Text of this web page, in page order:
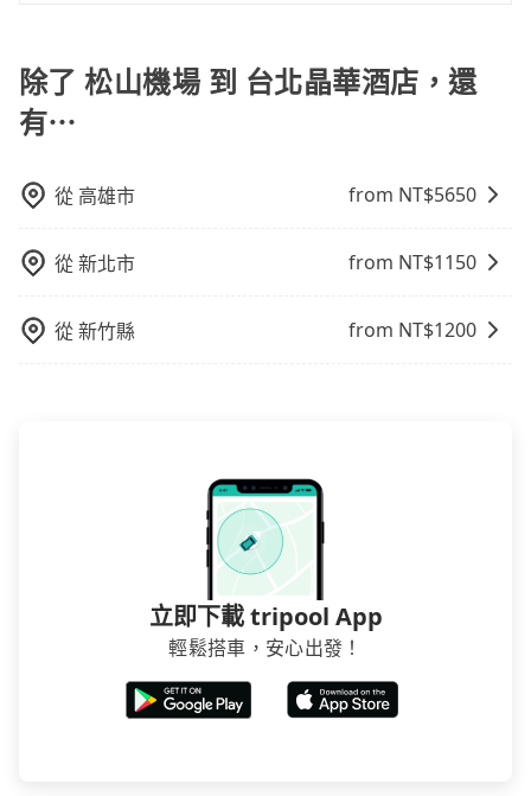
距離，在遇到下雨天或者載行李時，就顯得非常不便。
道價格，避免爭議。 4. 預約機場接送：可以提前預訂服
務，安排接送。價格會因路線而有所不同。 5. 高鐵：搭
乘高鐵是最快速的選擇，但並非每個縣市都有高鐵站，
出境需攜帶大量行李的旅客並不方便。價格也會因您出
式取決於您的預算、時間和行程安排。建議您提前了解
並根據自己的需要選擇最方便和經濟實惠的交通方式。
1小時到機場已經綽綽有餘了。對於國際航線入境旅客來
說，如持有自動通關護照，通常30~40分鐘即可領完行
李出關，而外籍旅客則可能需要60~90分鐘的時間，建
時。但如果是國內航線的旅客，預約班機落地後30分鐘
可彈性選擇2~12小時的服務，滿足家族出遊、朋友聚
會、婚喪喜慶等不同的需求。價格透明、無隱藏費用，
網站試算即真實價格，免去來回電話確認。一天包車的
或者單程專車服務者，敢大聲說我們價格絕對最划算。
網站上可直接挑選小轎車、休旅車、或九人座箱型車，
如需10人以上巴士，請來信洽詢。
除了 松山機場 到 台北晶華酒店，還
有⋯
從 高雄市 from NT$5650
從新北市 from NT$1150
從新竹縣 from NT$1200
立即下載 tripool App
輕鬆搭車，安心出發！